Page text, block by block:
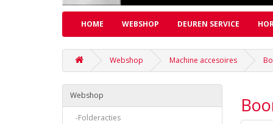
HOME WEBSHOP DEUREN SERVICE
Webshop Machine accesoires
Webshop
-Folderacties